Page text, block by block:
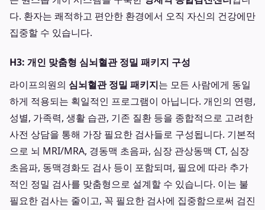
다. 환자는 쾌적하고 편안한 환경에서 오직 자신의 건강에만
집중할 수 있습니다.
H3: 개인 맞춤형 심뇌혈관 정밀 패키지 구성
라이프의원의 심뇌혈관 정밀 패키지는 모든 사람에게 동일
하게 적용되는 획일적인 프로그램이 아닙니다. 개인의 연령,
성별, 가족력, 생활 습관, 기존 질환 등을 종합적으로 고려한
사전 상담을 통해 가장 필요한 검사들로 구성됩니다. 기본적
으로 뇌 MRI/MRA, 경동맥 초음파, 심장 관상동맥 CT, 심장
초음파, 동맥경화도 검사 등이 포함되며, 필요에 따라 추가
적인 정밀 검사를 맞춤형으로 설계할 수 있습니다. 이는 불
필요한 검사는 줄이고, 꼭 필요한 검사에 집중함으로써 검진